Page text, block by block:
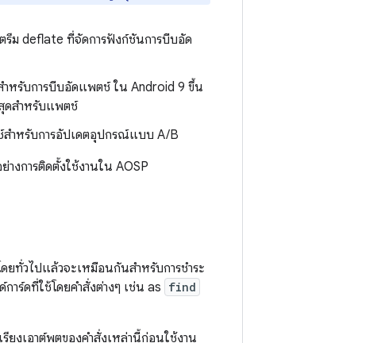
ม deflate ที่จัดการฟังก์ชันการบีบอัด
ำหรับการบีบอัดแพตช์ ใน Android 9 ขึ้น
ดสำหรับแพตช์
สำหรับการอัปเดตอุปกรณ์แบบ A/B
งการติดตั้งใช้งานใน AOSP
ยทั่วไปแล้วจะเหมือนกันสำหรับการชำระ
าร์ดที่ใช้โดยคำสั่งต่างๆ เช่น as find
ยงเอาต์พุตของคำสั่งเหล่านี้ก่อนใช้งาน